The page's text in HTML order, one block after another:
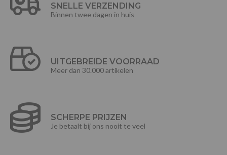
SNELLE VERZENDING
Binnen twee dagen in huis
UITGEBREIDE VOORRAAD
Meer dan 30.000 artikelen
SCHERPE PRIJZEN
Je betaalt bij ons nooit te veel